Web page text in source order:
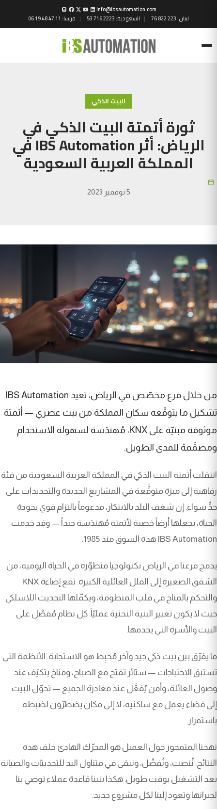
info@ibsautomation.com
لبنان: 76 822 223 السعودية: 53 716 2223 فرنسا: 06 19 48 47 11
Menu
البيت الذكي
ثورة أتمتة البيت الذكي في
الرياض: أثر IBS Automation في
المملكة العربية السعودية
5 نوفمبر 2023
من خلال فرع مخصّص في الرياض، تعيد IBS Automation
تشكيل ما يتوقّعه سكان المملكة من بيت عصري — أتمتة
موثوقة مبنيّة على KNX، مُهندَسة لسهولة الاستخدام
ومصمَّمة للمدى الطويل.
انتقلت أتمتة البيت الذكي في المملكة العربية السعودية من فئة
رفاهية إلى ميزة متوقَّعة في المشاريع الجديدة والتجديدات على
حدٍّ سواء. إن شغف البلد بالابتكار، مدعوماً بالتزام قوي بجودة
الحياة، يجعلها أرضاً خصبة لأتمتة مُهندَسة جيداً — وقد خدمت
IBS Automation هذه السوق منذ 1985.
يدمج فرعنا في الرياض تكنولوجيا متطوّرة في الحياة اليومية، من
الشقق الصغيرة إلى الفلل العائلية الكبيرة. تقع إضاءة KNX
والتحكم بالمناخ في قلب المنظومة، ويكمّلها التحديث اللاسلكي
حيث لا يكون تغيير البنية التحتية عمليّاً. كل نظام مُفصَّل على
البيت والأسرة التي يخدمها.
ما يفرّق بين بيت ذكي جيد وآخر مُحبِط هو الاستجابة. الأنظمة التي
تستبق الاحتياجات — ستائر تفتح مع الصباح، ومناخ يتكيّف عند
وصول العائلة، وأمن يُفعَّل عند مغادرة الجميع — تحوّل البيت
إلى فضاء يعمل مع ساكنيه، لا إلى مكان يضطرّون لضبطه
باستمرار.
نهجنا المتمحور حول العميل هو المحرّك الهادئ خلف هذه
النتائج. نُنصت، ونُفصِّل، ونبقى في متناول اليد للتحديثات والصيانة
بعد التشغيل بوقت طويل. هكذا بنينا قاعدة عملاء توصي بنا
لجيرانها وتعود إلينا لكل مشروع جديد.